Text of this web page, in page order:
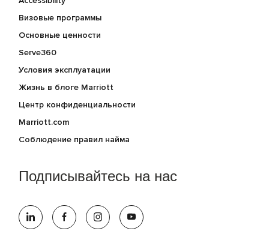
Визовые программы
Основные ценности
Serve360
Условия эксплуатации
Жизнь в блоге Marriott
Центр конфиденциальности
Marriott.com
Соблюдение правил найма
Подписывайтесь на нас